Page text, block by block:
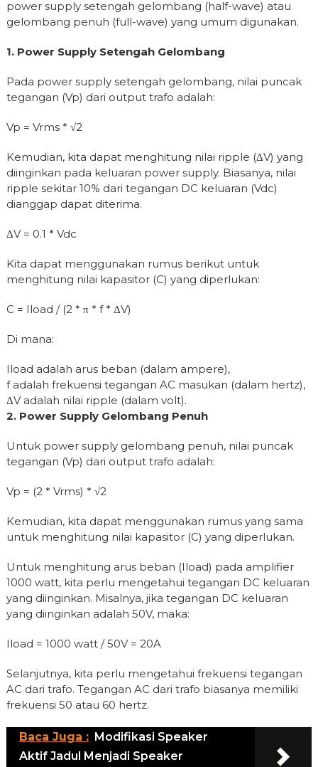
power supply setengah gelombang (half-wave) atau
gelombang penuh (full-wave) yang umum digunakan.
1. Power Supply Setengah Gelombang
Pada power supply setengah gelombang, nilai puncak
tegangan (Vp) dari output trafo adalah:
Vp = Vrms * √2
Kemudian, kita dapat menghitung nilai ripple (ΔV) yang
diinginkan pada keluaran power supply. Biasanya, nilai
ripple sekitar 10% dari tegangan DC keluaran (Vdc)
dianggap dapat diterima.
ΔV = 0.1 * Vdc
Kita dapat menggunakan rumus berikut untuk
menghitung nilai kapasitor (C) yang diperlukan:
C = Iload / (2 * π * f * ΔV)
Di mana:
Iload adalah arus beban (dalam ampere),
f adalah frekuensi tegangan AC masukan (dalam hertz),
ΔV adalah nilai ripple (dalam volt).
2. Power Supply Gelombang Penuh
Untuk power supply gelombang penuh, nilai puncak
tegangan (Vp) dari output trafo adalah:
Vp = (2 * Vrms) * √2
Kemudian, kita dapat menggunakan rumus yang sama
untuk menghitung nilai kapasitor (C) yang diperlukan.
Untuk menghitung arus beban (Iload) pada amplifier
1000 watt, kita perlu mengetahui tegangan DC keluaran
yang diinginkan. Misalnya, jika tegangan DC keluaran
yang diinginkan adalah 50V, maka:
Iload = 1000 watt / 50V = 20A
Selanjutnya, kita perlu mengetahui frekuensi tegangan
AC dari trafo. Tegangan AC dari trafo biasanya memiliki
frekuensi 50 atau 60 hertz.
Baca Juga : Modifikasi Speaker
Aktif Jadul Menjadi Speaker